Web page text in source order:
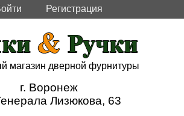
Регистрация
магазин дверной фурнитуры
г. Воронеж
Лизюкова, 63